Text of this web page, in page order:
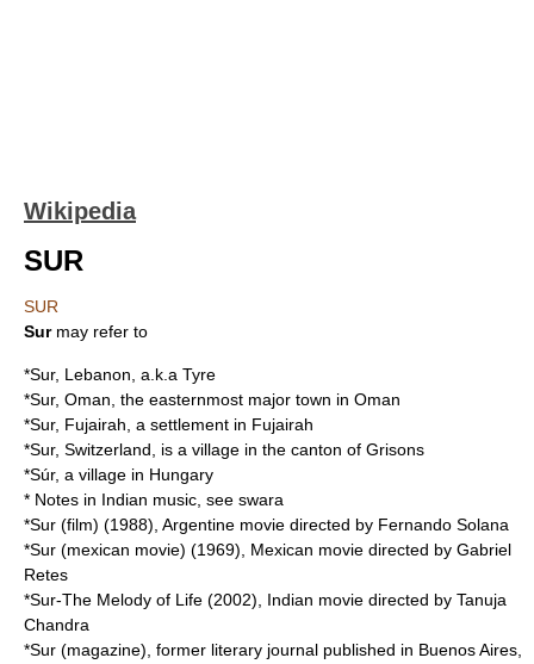
Wikipedia
SUR
SUR
Surmay refer to
*Sur, Lebanon , a.k.a Tyre
*Sur, Oman , the easternmost major town in Oman
*Sur, Fujairah , a settlement in Fujairah
*Sur, Switzerland , is a village in the canton of Grisons
*Súr, a village in Hungary
* Notes in Indian music, see swara
*Sur (film) (1988), Argentine movie directed by Fernando Solana
*Sur (mexican movie) (1969), Mexican movie directed by Gabriel
Retes
*Sur-The Melody of Life (2002), Indian movie directed by Tanuja
Chandra
*Sur (magazine) , former literary journal published in Buenos Aires,